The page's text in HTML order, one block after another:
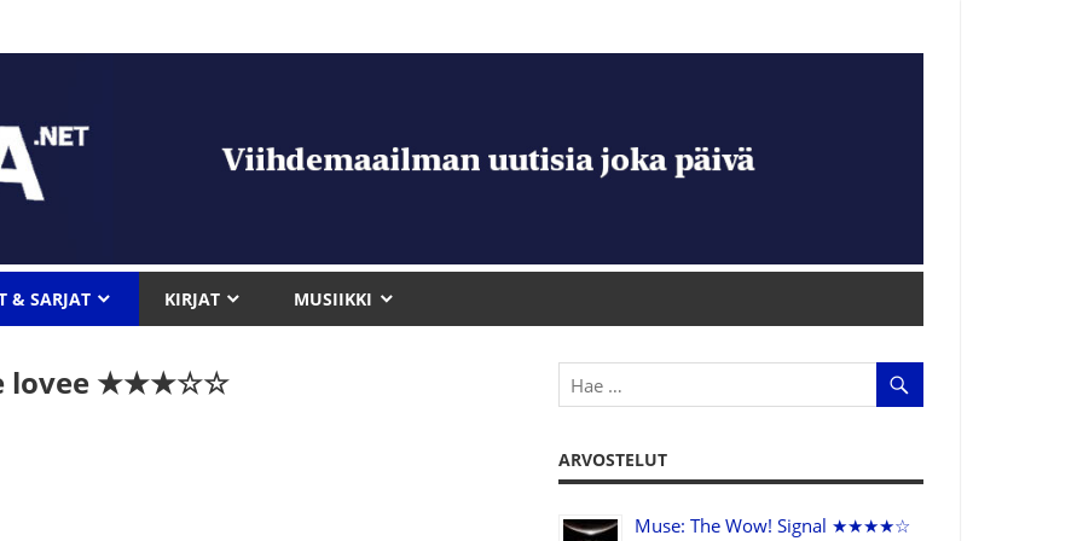
& SARJAT KIRJAT MUSIIKKI
lovee ★★★☆☆
ARVOSTELUT
Muse: The Wow! Signal ★★★★☆